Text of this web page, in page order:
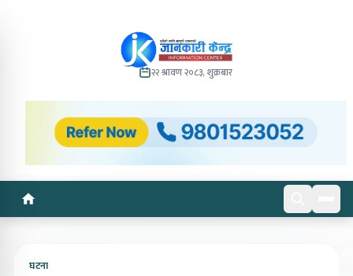
२२ श्रावण २०८३, शुक्रबार
घटना